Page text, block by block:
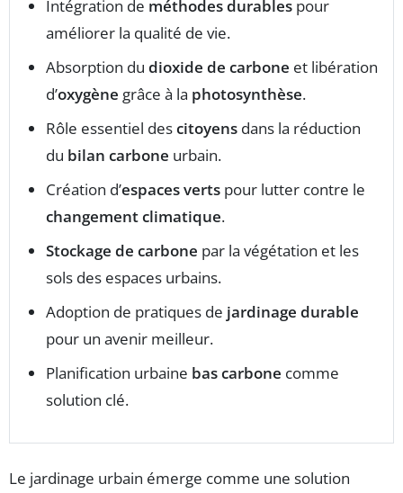
Intégration de méthodes durables pour
améliorer la qualité de vie.
Absorption du dioxide de carbone et libération
d’oxygène grâce à la photosynthèse.
Rôle essentiel descitoyens dans la réduction
du bilan carbone urbain.
Création d’espaces verts pour lutter contre le
changement climatique.
Stockage de carbone par la végétation et les
sols des espaces urbains.
Adoption de pratiques de jardinage durable
pour un avenir meilleur.
Planification urbaine bas carbone comme
solution clé.
Le jardinage urbain émerge comme une solution